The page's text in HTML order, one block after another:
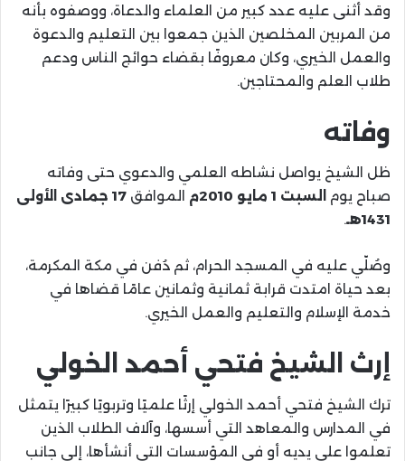
وقد أثنى عليه عدد كبير من العلماء والدعاة، ووصفوه بأنه
من المربين المخلصين الذين جمعوا بين التعليم والدعوة
والعمل الخيري، وكان معروفًا بقضاء حوائج الناس ودعم
طلاب العلم والمحتاجين.
وفاته
ظل الشيخ يواصل نشاطه العلمي والدعوي حتى وفاته
صباح يوم
السبت 1 مايو 2010م الموافق
17 جمادى الأولى
1431هـ
.
وصُلّي عليه في المسجد الحرام، ثم دُفن في مكة المكرمة،
بعد حياة امتدت قرابة ثمانية وثمانين عامًا قضاها في
خدمة الإسلام والتعليم والعمل الخيري.
إرث الشيخ فتحي أحمد الخولي
ترك الشيخ فتحي أحمد الخولي إرثًا علميًا وتربويًا كبيرًا يتمثل
في المدارس والمعاهد التي أسسها، وآلاف الطلاب الذين
تعلموا على يديه أو في المؤسسات التي أنشأها، إلى جانب